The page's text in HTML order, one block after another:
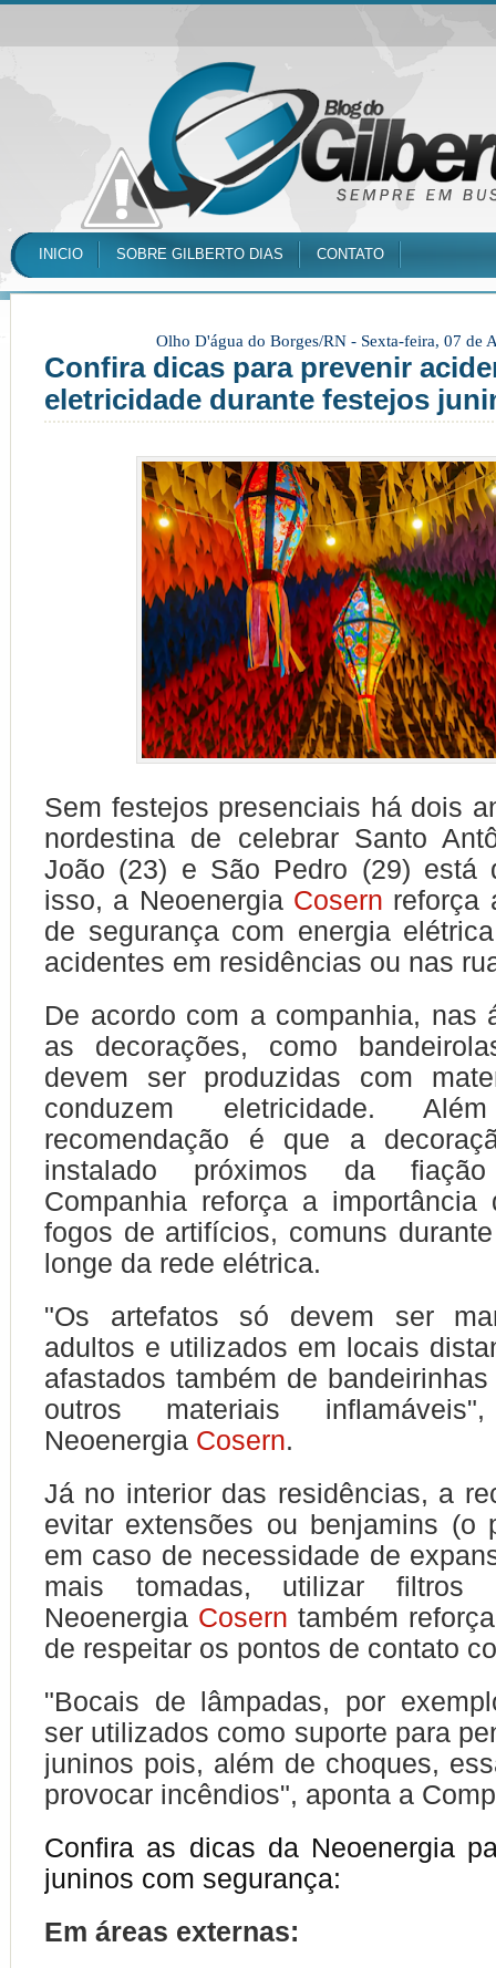
INICIO SOBRE GILBERTO DIAS CONTATO
Olho D'água do Borges/RN - Sexta-feira, 07 de
Confira dicas para prevenir
eletricidade durante festejos
Sem festejos presenciais há dois
nordestina de celebrar Santo
João (23) e São Pedro (29) está
isso, a Neoenergia Cosern reforça
de segurança com energia
acidentes em residências ou nas
De acordo com a companhia, nas
as decorações, como
devem ser produzidas com
conduzem eletricidade.
recomendação é que a
instalado próximos da
Companhia reforça a importância
fogos de artifícios, comuns
longe da rede elétrica.
"Os artefatos só devem ser
adultos e utilizados em locais
afastados também de
outros materiais
Neoenergia Cosern.
Já no interior das residências, a
evitar extensões ou benjamins (o
em caso de necessidade de
mais tomadas, utilizar
Neoenergia Cosern também
de respeitar os pontos de contato
"Bocais de lâmpadas, por
ser utilizados como suporte para
juninos pois, além de choques,
provocar incêndios", aponta a
Confira as dicas da Neoenergia
juninos com segurança:
Em áreas externas: